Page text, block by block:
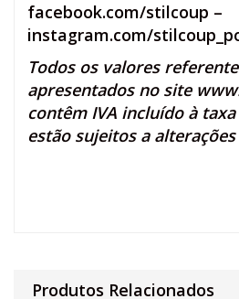
facebook.com/stilcoup –
instagram.com/
Todos os valores
apresentados no site
contêm IVA incluído à
estão sujeitos a
Produtos Relacionados